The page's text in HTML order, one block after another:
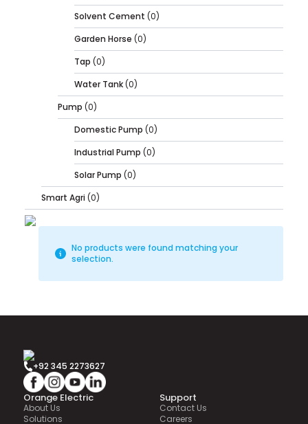
Solvent Cement (0)
Garden Horse (0)
Tap (0)
Water Tank(0)
Pump (0)
Domestic Pump (0)
Industrial Pump (0)
Solar Pump (0)
Smart Agri(0)
No products were found matching your
selection.
+92 345 2273627
Orange Electric
About Us
Solutions
Support
Contact Us
Careers